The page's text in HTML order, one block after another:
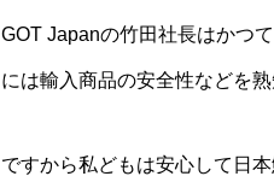
GOT Japanの竹田社長はかつ
には輸入商品の安全性などを熟
ですから私どもは安心して日